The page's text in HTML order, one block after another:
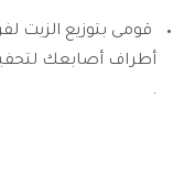
قومى بتوزيع الزيت
أطراف أصابعك
.